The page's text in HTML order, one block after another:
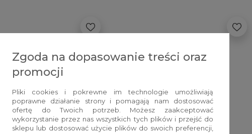
O DOSTĘPNOŚCI
Zgoda na dopasowanie treści oraz
promocji
Pliki cookies i pokrewne im technologie umożliwiają
poprawne działanie strony i pomagają nam dostosować
ofertę do Twoich potrzeb. Możesz zaakceptować
wykorzystanie przez nas wszystkich tych plików i przejść do
sklepu lub dostosować użycie plików do swoich preferencji,